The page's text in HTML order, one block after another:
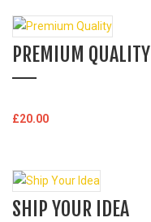
PREMIUM QUALITY
£20.00
SHIP YOUR IDEA